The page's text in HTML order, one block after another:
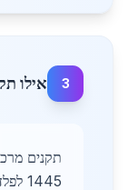
3 אילו